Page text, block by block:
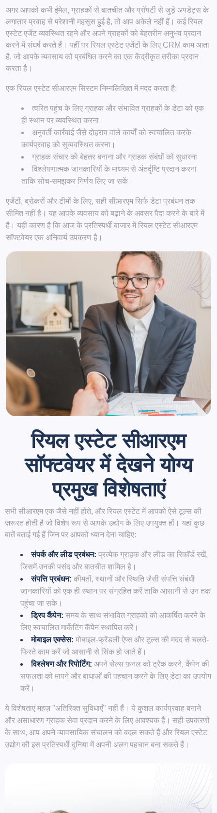
अगर आपको कभी ईमेल, ग्राहकों से बातचीत और प्रॉपर्टी से जुड़े अपडेट्स के
लगातार प्रवाह से परेशानी महसूस हुई है, तो आप अकेले नहीं हैं। कई रियल
एस्टेट एजेंट व्यवस्थित रहने और अपने ग्राहकों को बेहतरीन अनुभव प्रदान
करने में संघर्ष करते हैं। यहीं पर रियल एस्टेट एजेंटों के लिए CRM काम आता
है, जो आपके व्यवसाय को प्रबंधित करने का एक केंद्रीकृत तरीका प्रदान
करता है।
एक रियल एस्टेट सीआरएम सिस्टम निम्नलिखित में मदद करता है:
त्वरित पहुंच के लिए ग्राहक और संभावित ग्राहकों के डेटा को एक
ही स्थान पर व्यवस्थित करना।
अनुवर्ती कार्रवाई जैसे दोहराव वाले कार्यों को स्वचालित करके
कार्यप्रवाह को सुव्यवस्थित करना।
ग्राहक संचार को बेहतर बनाना और ग्राहक संबंधों को सुधारना
विश्लेषणात्मक जानकारियों के माध्यम से अंतर्दृष्टि प्रदान करना
ताकि सोच-समझकर निर्णय लिए जा सकें।
एजेंटों, ब्रोकरों और टीमों के लिए, सही सीआरएम सिर्फ डेटा प्रबंधन तक
सीमित नहीं है। यह आपके व्यवसाय को बढ़ाने के अवसर पैदा करने के बारे में
है। यही कारण है कि आज के प्रतिस्पर्धी बाजार में रियल एस्टेट सीआरएम
सॉफ्टवेयर एक अनिवार्य उपकरण है।
रियल एस्टेट सीआरएम
सॉफ्टवेयर में देखने योग्य
प्रमुख विशेषताएं
सभी सीआरएम एक जैसे नहीं होते, और रियल एस्टेट में आपको ऐसे टूल्स की
ज़रूरत होती है जो विशेष रूप से आपके उद्योग के लिए उपयुक्त हों। यहां कुछ
बातें बताई गई हैं जिन पर आपको ध्यान देना चाहिए:
संपर्क और लीड प्रबंधन: प्रत्येक ग्राहक और लीड का रिकॉर्ड रखें,
जिसमें उनकी पसंद और बातचीत शामिल है।
संपत्ति प्रबंधन: कीमतों, स्थानों और स्थिति जैसी संपत्ति संबंधी
जानकारियों को एक ही स्थान पर संग्रहित करें ताकि आसानी से उन तक
पहुंचा जा सके।
ड्रिप कैंपेन: समय के साथ संभावित ग्राहकों को आकर्षित करने के
लिए स्वचालित मार्केटिंग कैंपेन स्थापित करें।
मोबाइल एक्सेस: मोबाइल-फ्रेंडली ऐप्स और टूल्स की मदद से चलते-
फिरते काम करें जो आसानी से सिंक हो जाते हैं।
विश्लेषण और रिपोर्टिंग: अपने सेल्स फ़नल को ट्रैक करने, कैंपेन की
सफलता को मापने और बाधाओं की पहचान करने के लिए डेटा का उपयोग
करें।
ये विशेषताएं महज़ "अतिरिक्त सुविधाएँ" नहीं हैं। ये कुशल कार्यप्रवाह बनाने
और असाधारण ग्राहक सेवा प्रदान करने के लिए आवश्यक हैं। सही उपकरणों
के साथ, आप अपने व्यावसायिक संचालन को बदल सकते हैं और रियल एस्टेट
उद्योग की इस प्रतिस्पर्धी दुनिया में अपनी अलग पहचान बना सकते हैं।